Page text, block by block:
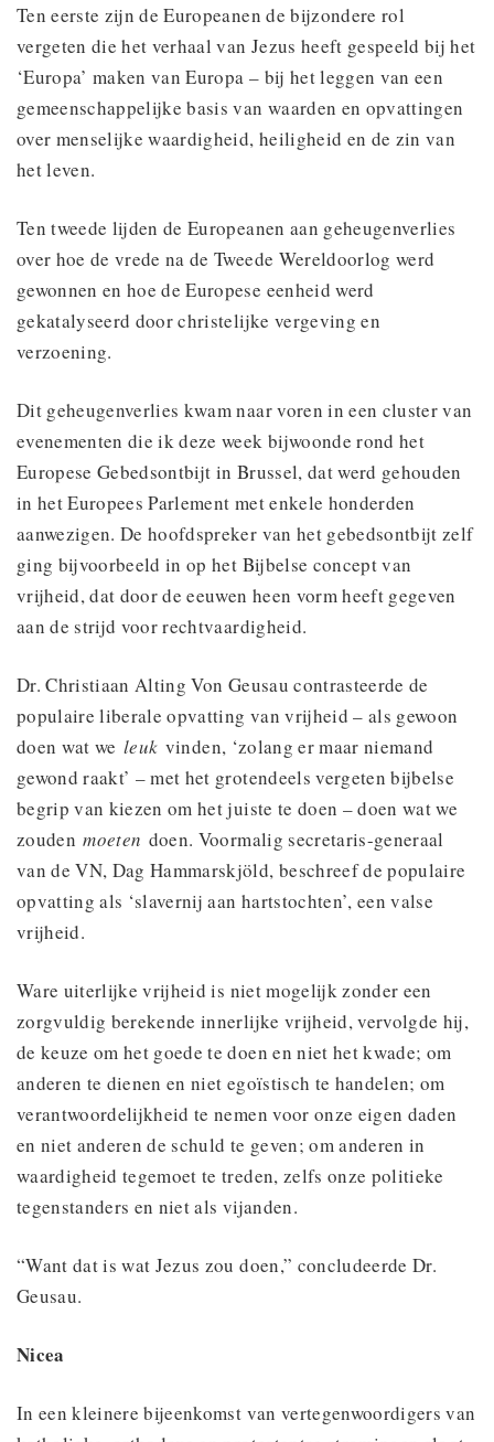
Ten eerste zijn de Europeanen de bijzondere rol
vergeten die het verhaal van Jezus heeft gespeeld bij het
‘Europa’ maken van Europa – bij het leggen van een
gemeenschappelijke basis van waarden en opvattingen
over menselijke waardigheid, heiligheid en de zin van
het leven.
Ten tweede lijden de Europeanen aan geheugenverlies
over hoe de vrede na de Tweede Wereldoorlog werd
gewonnen en hoe de Europese eenheid werd
gekatalyseerd door christelijke vergeving en
verzoening.
Dit geheugenverlies kwam naar voren in een cluster van
evenementen die ik deze week bijwoonde rond het
Europese Gebedsontbijt in Brussel, dat werd gehouden
in het Europees Parlement met enkele honderden
aanwezigen. De hoofdspreker van het gebedsontbijt zelf
ging bijvoorbeeld in op het Bijbelse concept van
vrijheid, dat door de eeuwen heen vorm heeft gegeven
aan de strijd voor rechtvaardigheid.
Dr. Christiaan Alting Von Geusau contrasteerde de
populaire liberale opvatting van vrijheid – als gewoon
doen wat weleuk vinden, ‘zolang er maar niemand
gewond raakt’ – met het grotendeels vergeten bijbelse
begrip van kiezen om het juiste te doen – doen wat we
zoudenmoeten doen. Voormalig secretaris-generaal
van de VN, Dag Hammarskjöld, beschreef de populaire
opvatting als ‘slavernij aan hartstochten’, een valse
vrijheid.
Ware uiterlijke vrijheid is niet mogelijk zonder een
zorgvuldig berekende innerlijke vrijheid, vervolgde hij,
de keuze om het goede te doen en niet het kwade; om
anderen te dienen en niet egoïstisch te handelen; om
verantwoordelijkheid te nemen voor onze eigen daden
en niet anderen de schuld te geven; om anderen in
waardigheid tegemoet te treden, zelfs onze politieke
tegenstanders en niet als vijanden.
“Want dat is wat Jezus zou doen,” concludeerde Dr.
Geusau.
Nicea
In een kleinere bijeenkomst van vertegenwoordigers van